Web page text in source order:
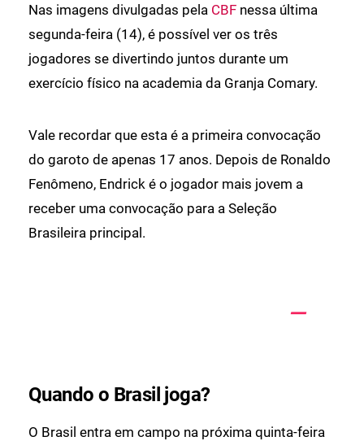
Nas imagens divulgadas pela CBF nessa última
segunda-feira (14), é possível ver os três
jogadores se divertindo juntos durante um
exercício físico na academia da Granja Comary.
Vale recordar que esta é a primeira convocação
do garoto de apenas 17 anos. Depois de Ronaldo
Fenômeno, Endrick é o jogador mais jovem a
receber uma convocação para a Seleção
Brasileira principal.
Quando o Brasil joga?
O Brasil entra em campo na próxima quinta-feira